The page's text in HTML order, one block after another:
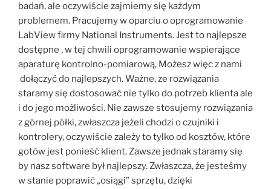
badań, ale oczywiście zajmiemy się każdym
problemem. Pracujemy w oparciu o oprogramowanie
LabView firmy National Instruments. Jest to najlepsze
dostępne , w tej chwili oprogramowanie wspierające
aparaturę kontrolno-pomiarową, Możesz więc z nami
dołączyć do najlepszych. Ważne, ze rozwiązania
staramy się dostosować nie tylko do potrzeb klienta ale
i do jego możliwości. Nie zawsze stosujemy rozwiązania
z górnej półki, zwłaszcza jeżeli chodzi o czujniki i
kontrolery, oczywiście zależy to tylko od kosztów, które
gotów jest ponieść klient. Zawsze jednak staramy się
by nasz software był najlepszy. Zwłaszcza, że jesteśmy
w stanie poprawić „osiągi” sprzętu, dzięki